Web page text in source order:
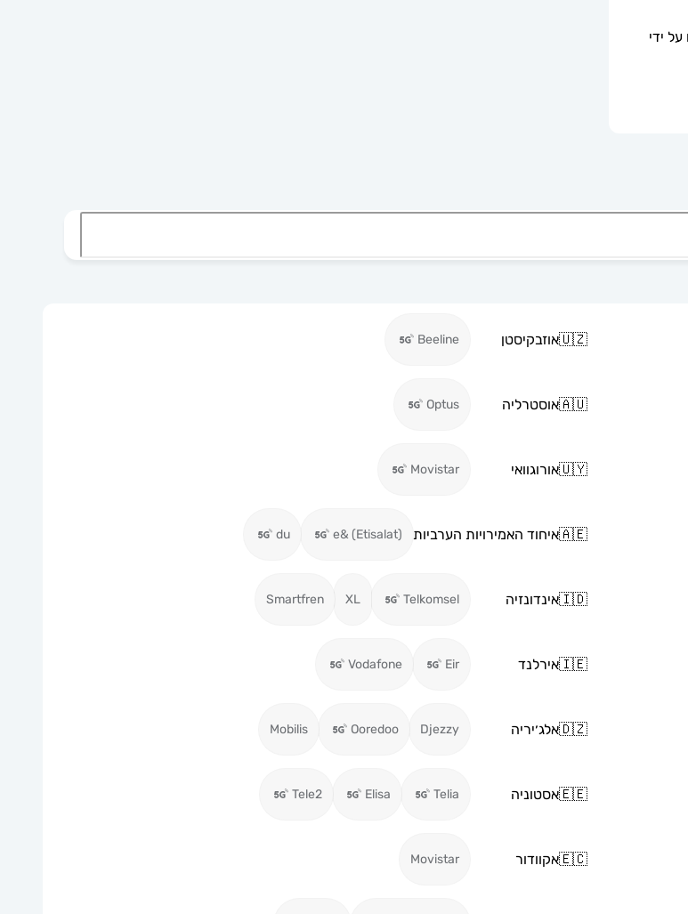
🇺🇿אוזבקיסטן Beeline
🇦🇺אוסטרליה Optus
🇺🇾אורוגוואי Movistar
🇦🇪איחוד האמירויות הערביות e& (Etisalat)
du
🇮🇩אינדונזיה Telkomsel
XL
Smartfren
🇮🇪אירלנד Eir
Vodafone
🇩🇿אלג׳יריה Djezzy
Ooredoo
Mobilis
🇪🇪אסטוניה Telia
Elisa
Tele2
🇪🇨אקוודור Movistar